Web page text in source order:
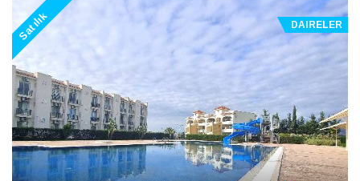
Satılık DAIRELER